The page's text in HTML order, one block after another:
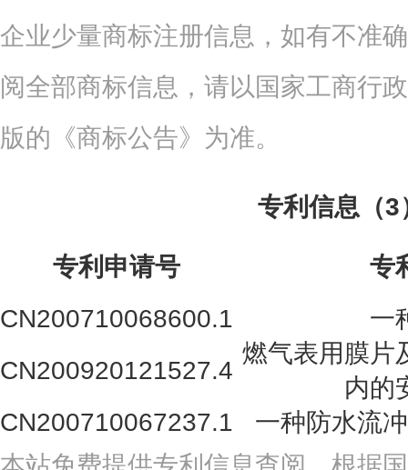
企业少量商标注册信息，如有不准
阅全部商标信息，请以国家工商行
版的《商标公告》为准。
专利信息（3
专利申请号
专
CN200710068600.1
一
CN200920121527.4
燃气表用膜片
内的
CN200710067237.1
一种防水流